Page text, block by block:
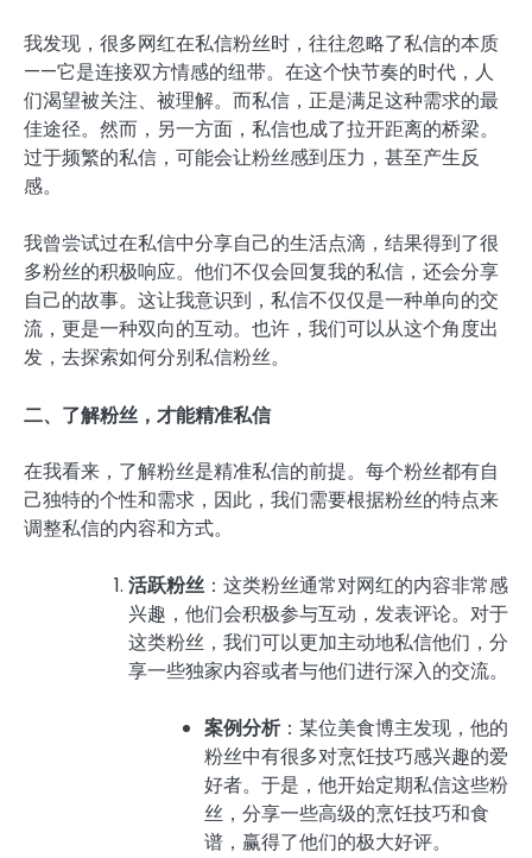
我发现，很多网红在私信粉丝时，往往忽略了私信的本质
——它是连接双方情感的纽带。在这个快节奏的时代，人
们渴望被关注、被理解。而私信，正是满足这种需求的最
佳途径。然而，另一方面，私信也成了拉开距离的桥梁。
过于频繁的私信，可能会让粉丝感到压力，甚至产生反
感。
我曾尝试过在私信中分享自己的生活点滴，结果得到了很
多粉丝的积极响应。他们不仅会回复我的私信，还会分享
自己的故事。这让我意识到，私信不仅仅是一种单向的交
流，更是一种双向的互动。也许，我们可以从这个角度出
发，去探索如何分别私信粉丝。
二、了解粉丝，才能精准私信
在我看来，了解粉丝是精准私信的前提。每个粉丝都有自
己独特的个性和需求，因此，我们需要根据粉丝的特点来
调整私信的内容和方式。
活跃粉丝 ：这类粉丝通常对网红的内容非常感
兴趣，他们会积极参与互动，发表评论。对于
这类粉丝，我们可以更加主动地私信他们，分
享一些独家内容或者与他们进行深入的交流。
案例分析：某位美食博主发现，他的
粉丝中有很多对烹饪技巧感兴趣的爱
好者。于是，他开始定期私信这些粉
丝，分享一些高级的烹饪技巧和食
谱，赢得了他们的极大好评。